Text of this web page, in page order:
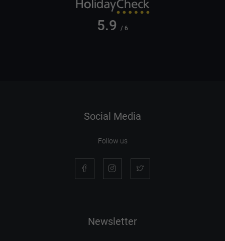
5.9 / 6
Social Media
Follow us
Newsletter